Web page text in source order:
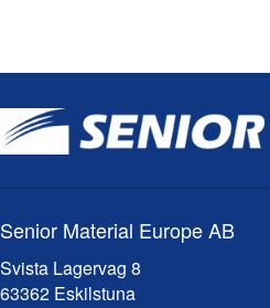
Senior Material Europe AB
Svista Lagervag 8
63362 Eskilstuna